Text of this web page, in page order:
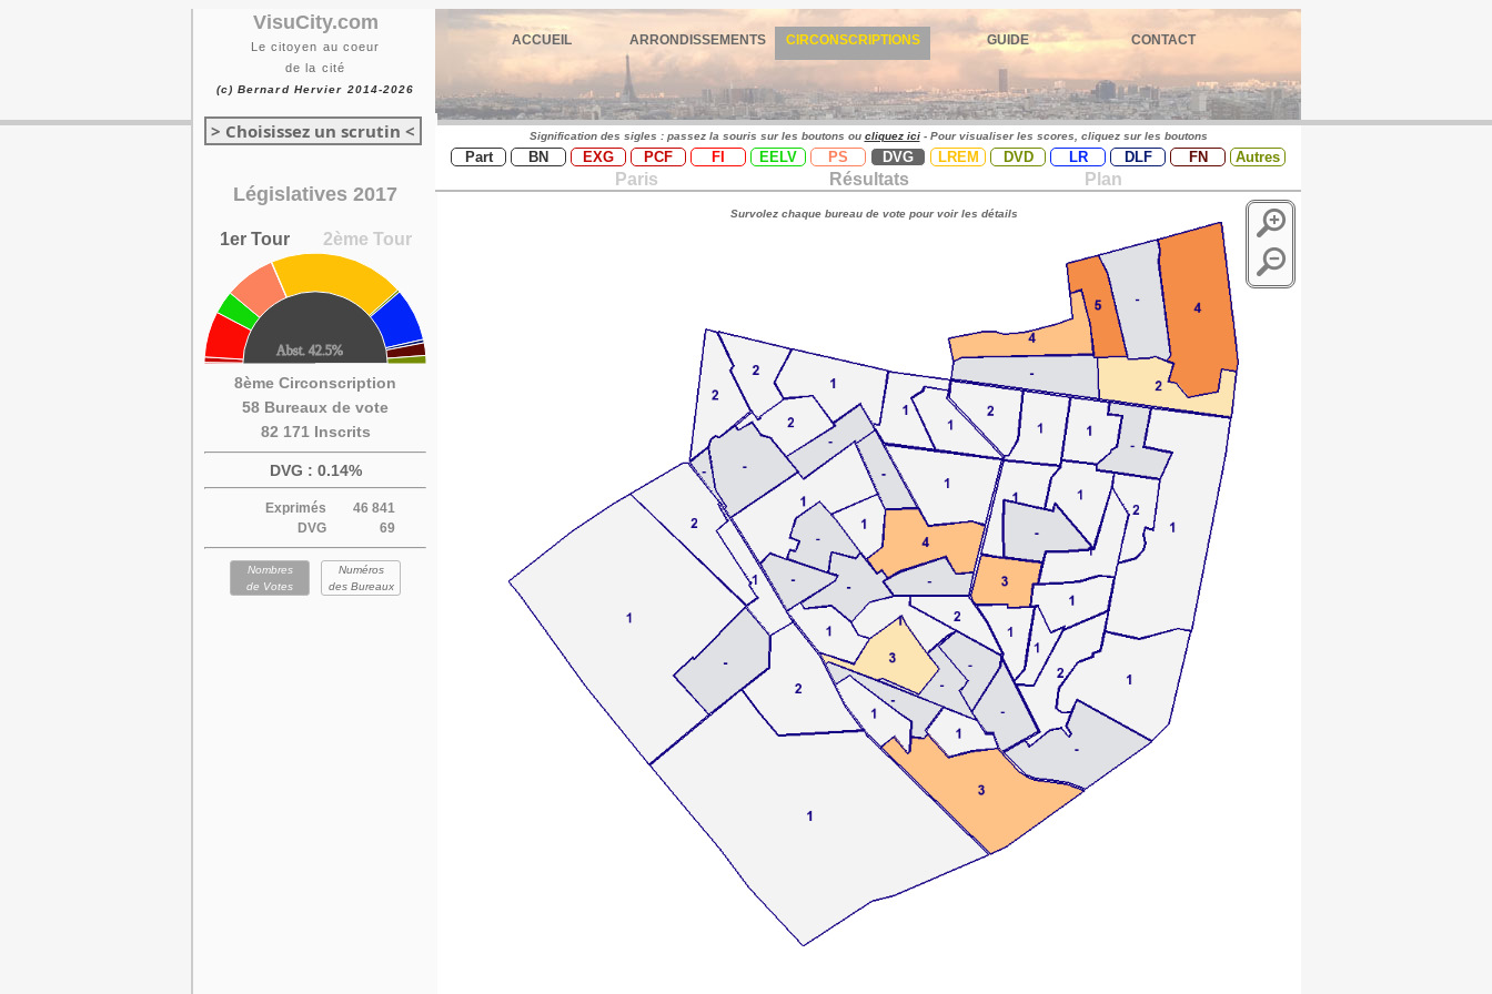
VisuCity.com
Le citoyen au coeur
de la cité
(c) Bernard Hervier 2014-2026
ACCUEIL ARRONDISSEMENTS CIRCONSCRIPTIONS GUIDE CONTACT
> Choisissez un scrutin <
Législatives 2017
1er Tour 2ème Tour
8ème Circonscription
58 Bureaux de vote
82 171 Inscrits
DVG : 0.14%
Exprimés
46 841
DVG
69
Nombres
de Votes
Numéros
des Bureaux
Signification des sigles : passez la souris sur les boutons ou cliquez ici- Pour visualiser les scores, cliquez sur les boutons
Part BN EXG PCF FI EELV PS DVG LREM DVD LR DLF FN Autres
Paris Résultats Plan
Survolez chaque bureau de vote pour voir les détails